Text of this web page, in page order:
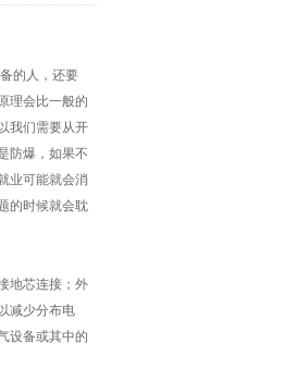
的人，还要
理会比一般的
我们需要从开
防爆，如果不
业可能就会消
的时候就会耽
地芯连接；外
减少分布电
设备或其中的